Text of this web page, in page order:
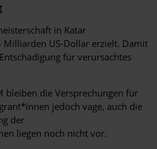
in Katar
US-Dollar erzielt. Damit
für verursachtes
bleiben die Versprechungen für
jedoch vage, auch die
der
liegen noch nicht vor.